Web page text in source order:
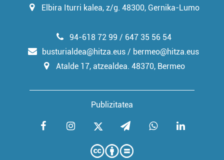
Elbira Iturri kalea, z/g. 48300, Gernika-Lumo
Publizitatea
94-618 72 99 / 647 35 56 54
busturialdea@hitza.eus / bermeo@hitza.eus
Atalde 17, atzealdea. 48370, Bermeo